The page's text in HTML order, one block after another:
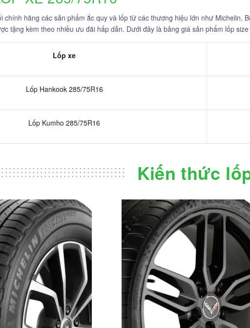
chính hãng các sản phẩm ắc quy và lốp từ các thương hiệu lớn như Michelin,
tặng kèm theo nhiều ưu đãi hấp dẫn. Dưới đây là bảng giá sản phẩm lốp
Lốp xe
Lốp Hankook 285/75R16
Lốp Kumho 285/75R16
Kiến thức